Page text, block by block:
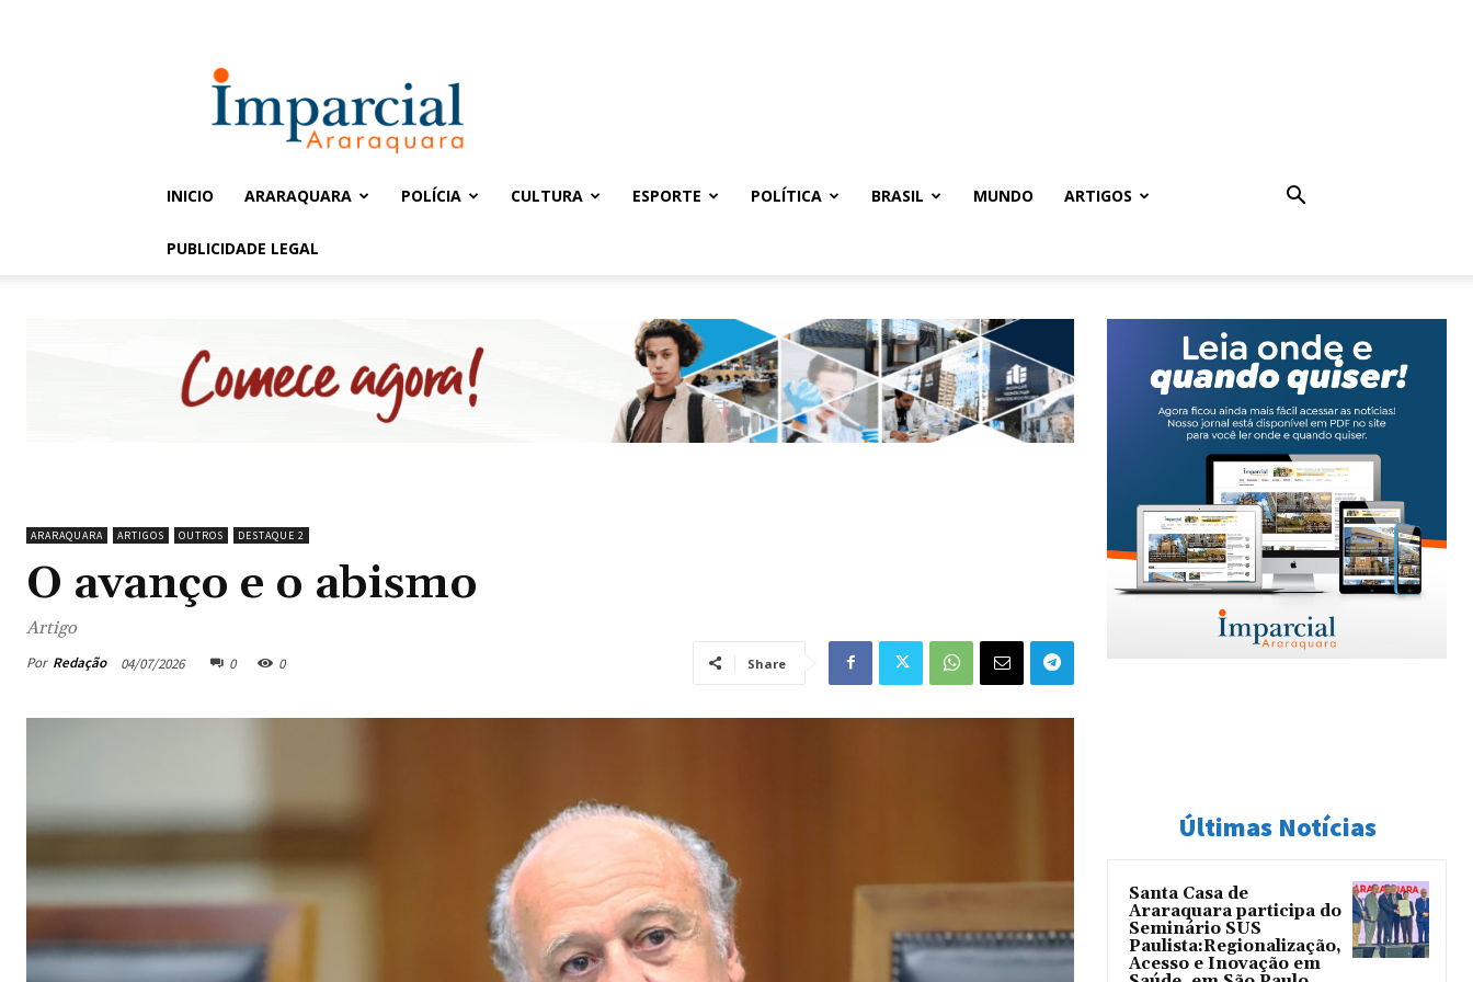
Imparcial
INICIO ARARAQUARA POLÍCIA CULTURA ESPORTE POLÍTICA BRASIL MUNDO ARTIGOS
PUBLICIDADE LEGAL
ARARAQUARA ARTIGOS OUTROS DESTAQUE 2
O avanço e o abismo
Artigo
Por Redação 04/07/2026 0 0 Share
Últimas Notícias
Santa Casa de
Araraquara participa do
Seminário SUS
Paulista:Regionalização,
Acesso e Inovação em